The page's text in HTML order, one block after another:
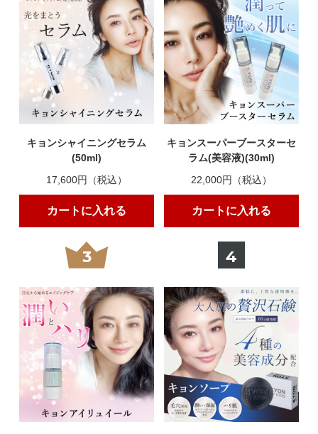
キョンシャイニングセラム
(50ml)
17,600円（税込）
カートに入れる
キョンスーパーブースターセ
ラム(美容液)(30ml)
22,000円（税込）
カートに入れる
3 4